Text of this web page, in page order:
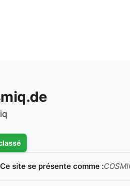
Ce site se présente comme :